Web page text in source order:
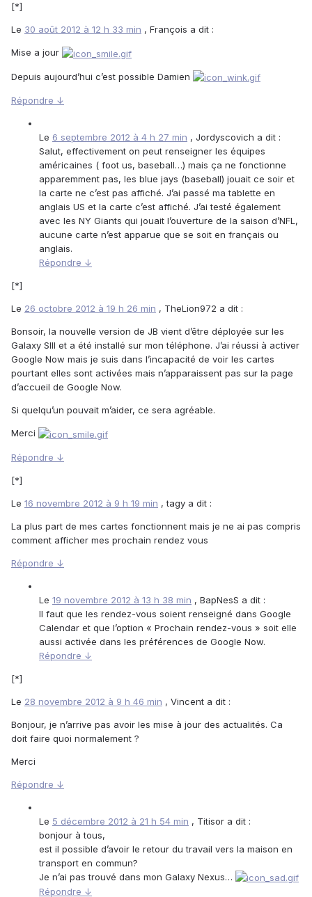
[*]
Le 30 août 2012 à 12 h 33 min , François a dit :
Mise a jour
Depuis aujourd’hui c’est possible Damien
Répondre ↓
Le 6 septembre 2012 à 4 h 27 min , Jordyscovich a dit :
Salut, effectivement on peut renseigner les équipes
américaines ( foot us, baseball…) mais ça ne fonctionne
apparemment pas, les blue jays (baseball) jouait ce soir et
la carte ne c’est pas affiché. J’ai passé ma tablette en
anglais US et la carte c’est affiché. J’ai testé également
avec les NY Giants qui jouait l’ouverture de la saison d’NFL,
aucune carte n’est apparue que se soit en français ou
anglais.
Répondre ↓
[*]
Le 26 octobre 2012 à 19 h 26 min , TheLion972 a dit :
Bonsoir, la nouvelle version de JB vient d’être déployée sur les
Galaxy SIII et a été installé sur mon téléphone. J’ai réussi à activer
Google Now mais je suis dans l’incapacité de voir les cartes
pourtant elles sont activées mais n’apparaissent pas sur la page
d’accueil de Google Now.
Si quelqu’un pouvait m’aider, ce sera agréable.
Merci
Répondre ↓
[*]
Le 16 novembre 2012 à 9 h 19 min , tagy a dit :
La plus part de mes cartes fonctionnent mais je ne ai pas compris
comment afficher mes prochain rendez vous
Répondre ↓
Le 19 novembre 2012 à 13 h 38 min , BapNesS a dit :
Il faut que les rendez-vous soient renseigné dans Google
Calendar et que l’option « Prochain rendez-vous » soit elle
aussi activée dans les préférences de Google Now.
Répondre ↓
[*]
Le 28 novembre 2012 à 9 h 46 min , Vincent a dit :
Bonjour, je n’arrive pas avoir les mise à jour des actualités. Ca
doit faire quoi normalement ?
Merci
Répondre ↓
Le 5 décembre 2012 à 21 h 54 min , Titisor a dit :
bonjour à tous,
est il possible d’avoir le retour du travail vers la maison en
transport en commun?
Je n’ai pas trouvé dans mon Galaxy Nexus…
Répondre ↓